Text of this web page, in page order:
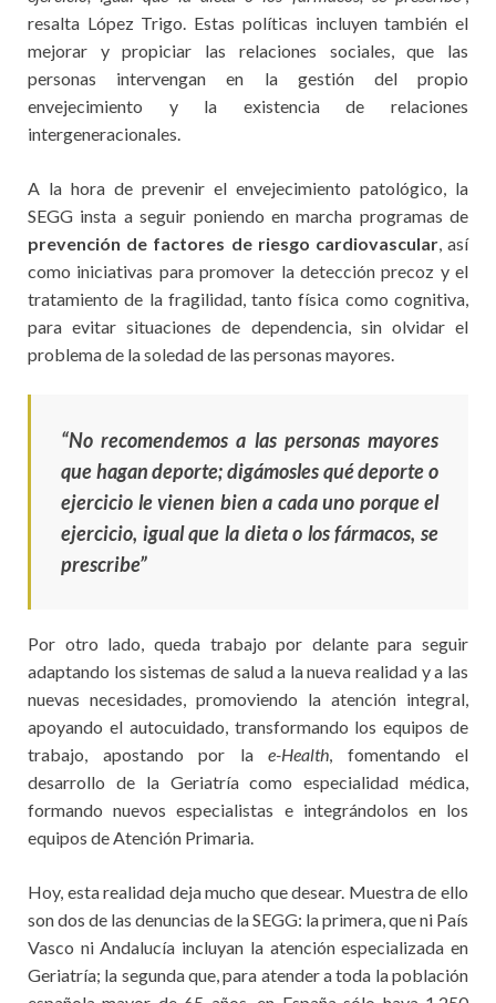
resalta López Trigo. Estas políticas incluyen también el
mejorar y propiciar las relaciones sociales, que las
personas intervengan en la gestión del propio
envejecimiento y la existencia de relaciones
intergeneracionales.
A la hora de prevenir el envejecimiento patológico, la
SEGG insta a seguir poniendo en marcha programas de
prevención de factores de riesgo cardiovascular, así
como iniciativas para promover la detección precoz y el
tratamiento de la fragilidad, tanto física como cognitiva,
para evitar situaciones de dependencia, sin olvidar el
problema de la soledad de las personas mayores.
“No recomendemos a las personas mayores
que hagan deporte; digámosles qué deporte o
ejercicio le vienen bien a cada uno porque el
ejercicio, igual que la dieta o los fármacos, se
prescribe”
Por otro lado, queda trabajo por delante para seguir
adaptando los sistemas de salud a la nueva realidad y a las
nuevas necesidades, promoviendo la atención integral,
apoyando el autocuidado, transformando los equipos de
trabajo, apostando por la e-Health, fomentando el
desarrollo de la Geriatría como especialidad médica,
formando nuevos especialistas e integrándolos en los
equipos de Atención Primaria.
Hoy, esta realidad deja mucho que desear. Muestra de ello
son dos de las denuncias de la SEGG: la primera, que ni País
Vasco ni Andalucía incluyan la atención especializada en
Geriatría; la segunda que, para atender a toda la población